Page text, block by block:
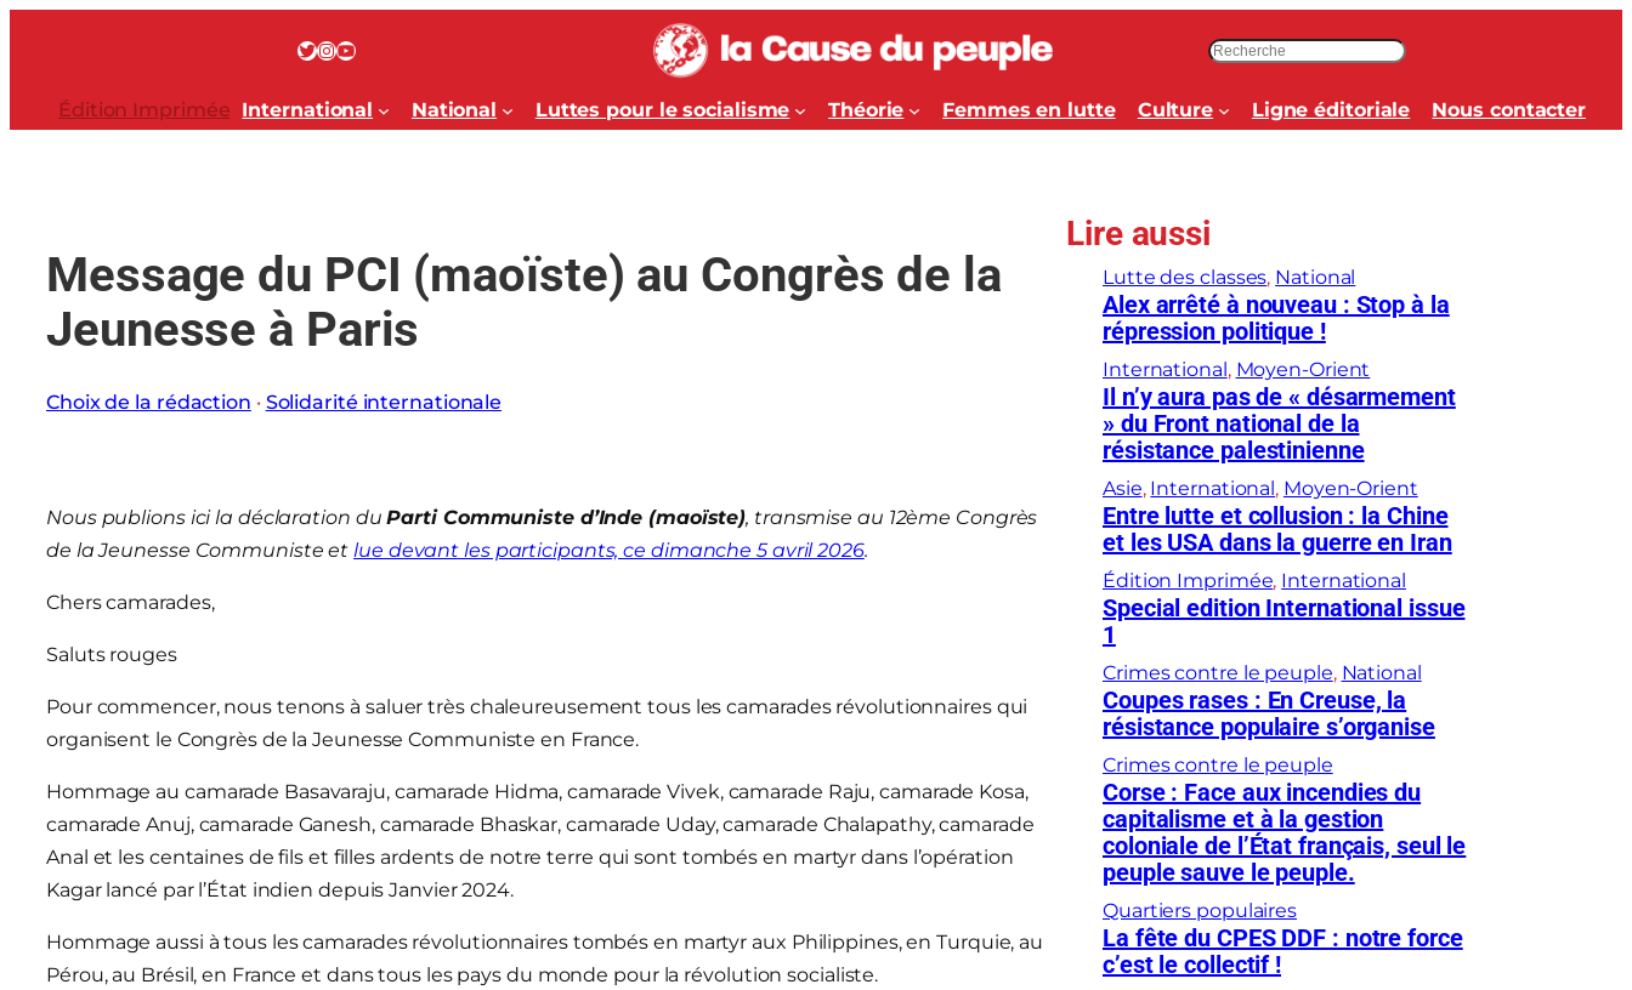
Twitter InstagramYouTube
c
h
h
r
Édition Imprimée International National Luttes pour le socialisme Théorie Femmes en lutte Culture Ligne éditoriale Nous contacter
Message du PCI (maoïste) au Congrès de la
Jeunesse à Paris
Choix de la rédaction · Solidarité internationale
Nous publions ici la déclaration duParti Communiste d’Inde (maoïste), transmise au 12ème Congrès
de la Jeunesse Communiste et lue devant les participants, ce dimanche 5 avril 2026.
Chers camarades,
Saluts rouges
Pour commencer, nous tenons à saluer très chaleureusement tous les camarades révolutionnaires qui
organisent le Congrès de la Jeunesse Communiste en France.
Hommage au camarade Basavaraju, camarade Hidma, camarade Vivek, camarade Raju, camarade Kosa,
camarade Anuj, camarade Ganesh, camarade Bhaskar, camarade Uday, camarade Chalapathy, camarade
Anal et les centaines de fils et filles ardents de notre terre qui sont tombés en martyr dans l’opération
Kagar lancé par l’État indien depuis Janvier 2024.
Hommage aussi à tous les camarades révolutionnaires tombés en martyr aux Philippines, en Turquie, au
Pérou, au Brésil, en France et dans tous les pays du monde pour la révolution socialiste.
Lire aussi
Lutte des classes, National
Alex arrêté à nouveau : Stop à la
répression politique !
International, Moyen-Orient
Il n’y aura pas de « désarmement
» du Front national de la
résistance palestinienne
Asie, International, Moyen-Orient
Entre lutte et collusion : la Chine
et les USA dans la guerre en Iran
Édition Imprimée, International
Special edition International issue
1
Crimes contre le peuple, National
Coupes rases : En Creuse, la
résistance populaire s’organise
Crimes contre le peuple
Corse : Face aux incendies du
capitalisme et à la gestion
coloniale de l’État français, seul le
peuple sauve le peuple.
Quartiers populaires
La fête du CPES DDF : notre force
c’est le collectif !